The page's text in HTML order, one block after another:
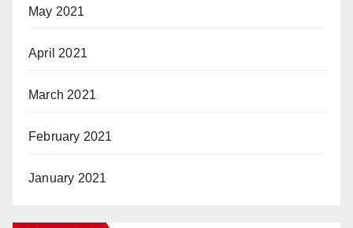
May 2021
April 2021
March 2021
February 2021
January 2021